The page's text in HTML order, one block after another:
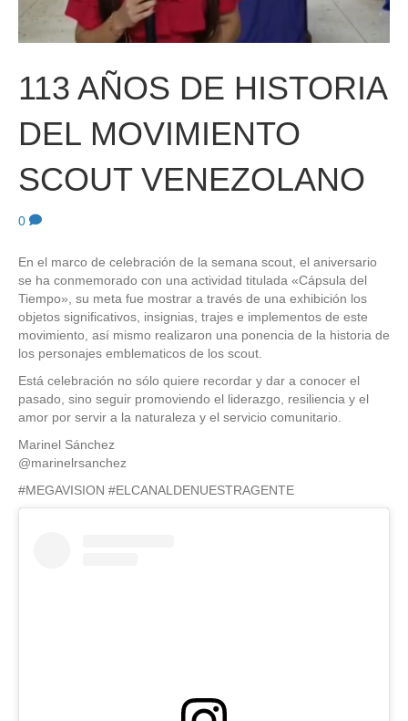
113 AÑOS DE HISTORIA
DEL MOVIMIENTO
SCOUT VENEZOLANO
0
En el marco de celebración de la semana scout, el aniversario
se ha conmemorado con una actividad titulada «Cápsula del
Tiempo», su meta fue mostrar a través de una exhibición los
objetos significativos, insignias, trajes e implementos de este
movimiento, así mismo realizaron una ponencia de la historia de
los personajes emblematicos de los scout.
Está celebración no sólo quiere recordar y dar a conocer el
pasado, sino seguir promoviendo el liderazgo, resiliencia y el
amor por servir a la naturaleza y el servicio comunitario.
Marinel Sánchez
@marinelrsanchez
#MEGAVISION #ELCANALDENUESTRAGENTE